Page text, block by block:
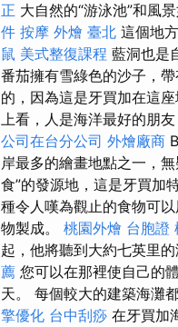
正 大自然的“游泳池”和風
件 按摩 外燴 臺北 這個地
鼠 美式整復課程 藍洞也是
番茄擁有雪綠色的沙子，
的，因為這是牙買加在這
上看，人是海洋最好的朋
公司在台分公司 外燴廠商
岸最多的繪畫地點之一，
食”的發源地，這是牙買加
種令人嘆為觀止的食物可
物製成。 桃園外燴 台胞證
起，他將聽到大約七英里的
薦 您可以在那裡使自己的
天。 每個較大的建築海灘
擎優化 台中刮痧 在牙買加